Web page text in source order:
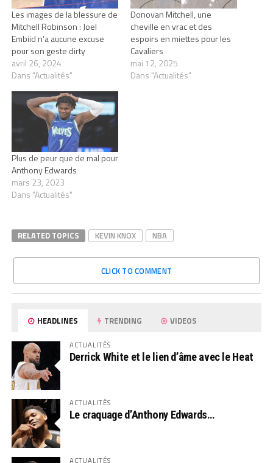
Les images de la blessure de
Mitchell Robinson : Joel
Embiid n’a aucune excuse
pour son geste dirty
avril 26, 2024
Dans "Actualités"
Donovan Mitchell, une
cheville en vrac et des
espoirs en miettes pour les
Cavaliers
mai 12, 2025
Dans "Actualités"
Plus de peur que de mal pour
Anthony Edwards
mars 23, 2023
Dans "Actualités"
RELATED TOPICS KEVIN KNOX NBA
CLICK TO COMMENT
HEADLINES TRENDING VIDEOS
ACTUALITÉS
Derrick White et le lien d’âme avec le Heat
ACTUALITÉS
Le craquage d’Anthony Edwards…
ACTUALITÉS